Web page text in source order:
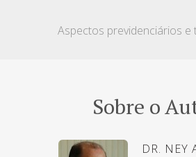
Sobre o
DR. NEY